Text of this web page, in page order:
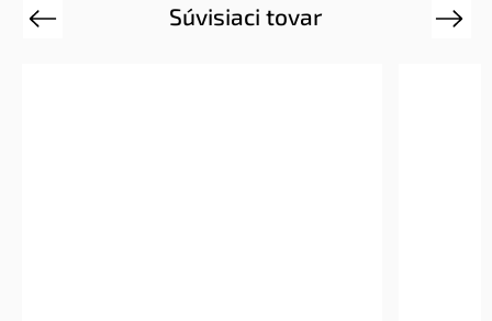
Súvisiaci tovar
Previous Next